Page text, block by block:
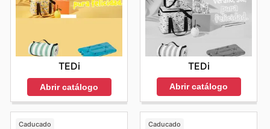
TEDi
Abrir catálogo
TEDi
Abrir catálogo
Caducado Caducado